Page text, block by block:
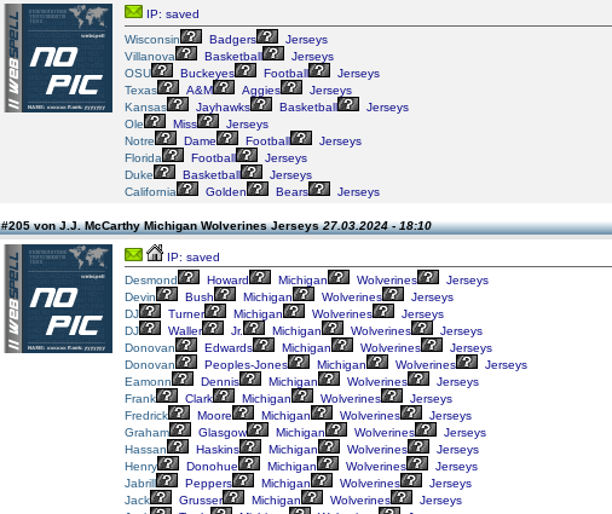
IP: saved
Wisconsin
Badgers
Jerseys
Villanova
Basketball
Jerseys
OSU
Buckeyes Football
Jerseys
Texas
A&M Aggies
Jerseys
Kansas
Jayhawks Basketball
Jerseys
Ole
Miss
Jerseys
Notre
Dame Football
Jerseys
Florida
Football
Jerseys
Duke
Basketball
Jerseys
California
Golden Bears Jerseys
#205 von J.J. McCarthy Michigan Wolverines Jerseys27.03.2024 - 18:10
IP: saved
Desmond
Howard Michigan Wolverines
Jerseys
Devin
Bush Michigan Wolverines
Jerseys
DJ
Turner Michigan Wolverines
Jerseys
DJ
Waller Jr. Michigan Wolverines
Jerseys
Donovan
Edwards Michigan Wolverines
Jerseys
Donovan
Peoples-Jones Michigan Wolverines
Jerseys
Eamonn
Dennis Michigan Wolverines
Jerseys
Frank
Clark Michigan Wolverines
Jerseys
Fredrick
Moore Michigan Wolverines
Jerseys
Graham
Glasgow Michigan Wolverines
Jerseys
Hassan
Haskins Michigan Wolverines
Jerseys
Henry
Donohue Michigan Wolverines
Jerseys
Jabrill
Peppers Michigan Wolverines
Jerseys
Jack
Grusser Michigan Wolverines
Jerseys